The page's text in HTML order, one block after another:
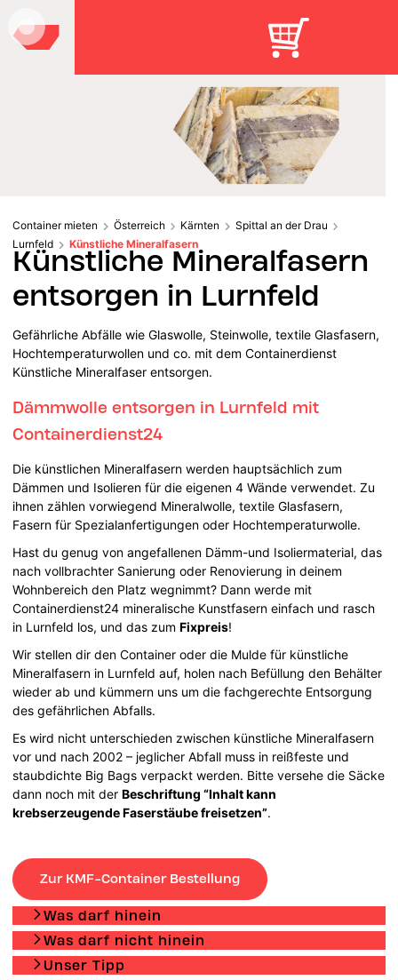
Container mieten Österreich Kärnten
Spittal an der Drau
Lurnfeld
Künstliche Mineralfasern
Künstliche Mineralfasern
entsorgen in Lurnfeld
Gefährliche Abfälle wie Glaswolle, Steinwolle, textile Glasfasern,
Hochtemperaturwollen und co. mit dem Containerdienst
Künstliche Mineralfaser entsorgen.
Dämmwolle entsorgen in Lurnfeld mit
Containerdienst24
Die künstlichen Mineralfasern werden hauptsächlich zum
Dämmen und Isolieren für die eigenen 4 Wände verwendet. Zu
ihnen zählen vorwiegend Mineralwolle, textile Glasfasern,
Fasern für Spezialanfertigungen oder Hochtemperaturwolle.
Hast du genug von angefallenen Dämm-und Isoliermaterial, das
nach vollbrachter Sanierung oder Renovierung in deinem
Wohnbereich den Platz wegnimmt? Dann werde mit
Containerdienst24 mineralische Kunstfasern einfach und rasch
in Lurnfeld los, und das zumFixpreis!
Wir stellen dir den Container oder die Mulde für künstliche
Mineralfasern in Lurnfeld auf, holen nach Befüllung den Behälter
wieder ab und kümmern uns um die fachgerechte Entsorgung
des gefährlichen Abfalls.
Es wird nicht unterschieden zwischen künstliche Mineralfasern
vor und nach 2002 – jeglicher Abfall muss in reißfeste und
staubdichte Big Bags verpackt werden. Bitte versehe die Säcke
dann noch mit derBeschriftung “Inhalt kann
krebserzeugende Faserstäube freisetzen”.
Zur KMF-Container Bestellung
Was darf hinein
Was darf nicht hinein
Unser Tipp